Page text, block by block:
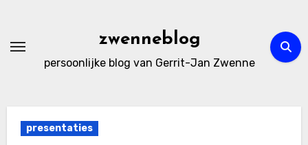
de
zwenneblog
persoonlijke blog van Gerrit-Jan Zwenne
presentaties